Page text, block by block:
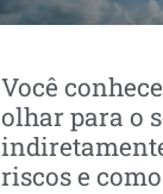
Você
olhar para o
riscos e